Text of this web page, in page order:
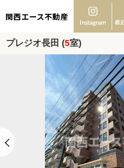
関西エース不動産
プレジオ長田 (5室)